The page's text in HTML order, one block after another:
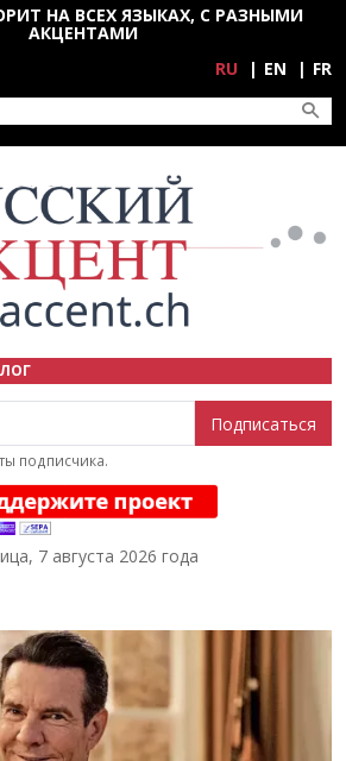
содержанию
НА ВСЕХ ЯЗЫКАХ, С РАЗНЫМИ
АКЦЕНТАМИ
RU EN FR
подписчика.
7 августа 2026 года